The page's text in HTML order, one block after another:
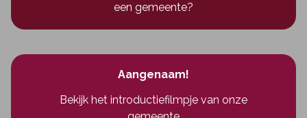
een gemeente?
Aangenaam!
Bekijk het introductiefilmpje van onze